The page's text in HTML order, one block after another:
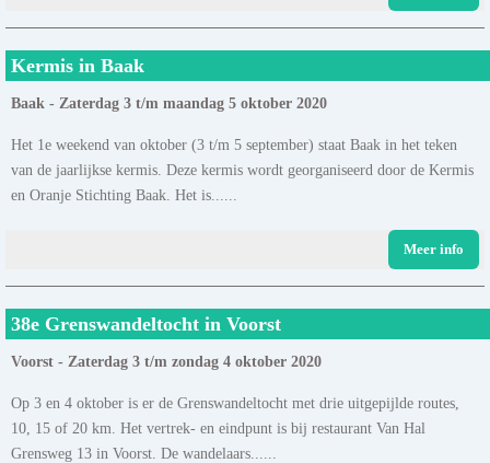
Kermis in Baak
Baak - Zaterdag 3 t/m maandag 5 oktober 2020
Het 1e weekend van oktober (3 t/m 5 september) staat Baak in het teken
van de jaarlijkse kermis. Deze kermis wordt georganiseerd door de Kermis
en Oranje Stichting Baak. Het is......
Meer info
38e Grenswandeltocht in Voorst
Voorst - Zaterdag 3 t/m zondag 4 oktober 2020
Op 3 en 4 oktober is er de Grenswandeltocht met drie uitgepijlde routes,
10, 15 of 20 km. Het vertrek- en eindpunt is bij restaurant Van Hal
Grensweg 13 in Voorst. De wandelaars......